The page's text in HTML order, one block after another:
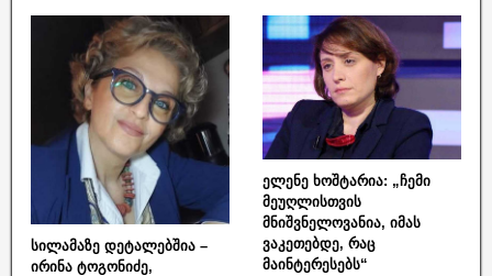
სილამაზე დეტალებშია –
ირინა ტოგონიძე,
ელენე ხოშტარია: „ჩემი
მეუღლისთვის
მნიშვნელოვანია, იმას
ვაკეთებდე, რაც
მაინტერესებს“